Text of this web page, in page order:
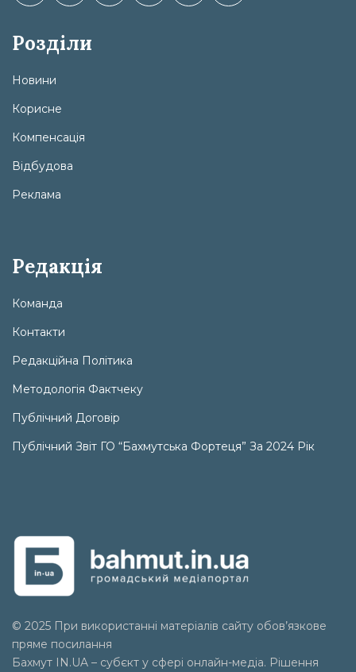
Розділи
Новини
Корисне
Компенсація
Відбудова
Реклама
Редакція
Команда
Контакти
Редакційна Політика
Методологія Фактчеку
Публічний Договір
Публічний Звіт ГО “Бахмутська Фортеця” За 2024 Рік
© 2025 При використанні матеріалів сайту обов’язкове
пряме посилання
Бахмут IN.UA – субєкт у сфері онлайн-медіа. Рішення